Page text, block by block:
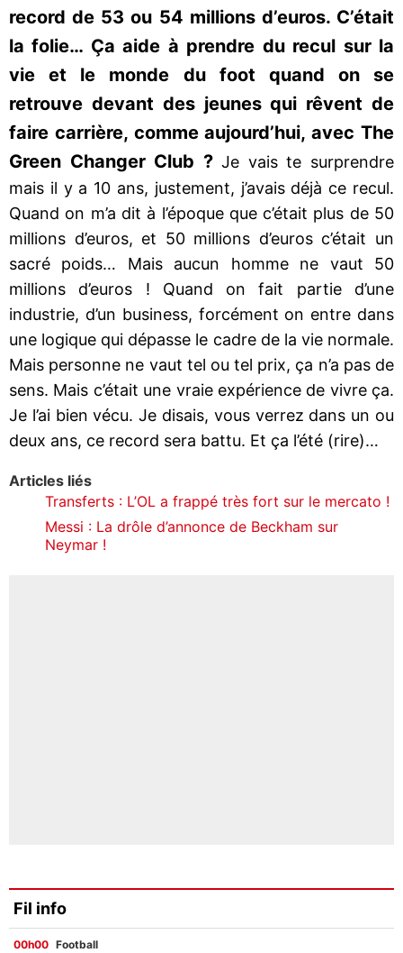
record de 53 ou 54 millions d’euros. C’était
la folie… Ça aide à prendre du recul sur la
vie et le monde du foot quand on se
retrouve devant des jeunes qui rêvent de
faire carrière, comme aujourd’hui, avec The
Green Changer Club ?Je vais te surprendre
mais il y a 10 ans, justement, j’avais déjà ce recul.
Quand on m’a dit à l’époque que c’était plus de 50
millions d’euros, et 50 millions d’euros c’était un
sacré poids… Mais aucun homme ne vaut 50
millions d’euros ! Quand on fait partie d’une
industrie, d’un business, forcément on entre dans
une logique qui dépasse le cadre de la vie normale.
Mais personne ne vaut tel ou tel prix, ça n’a pas de
sens. Mais c’était une vraie expérience de vivre ça.
Je l’ai bien vécu. Je disais, vous verrez dans un ou
deux ans, ce record sera battu. Et ça l’été (rire)…
Articles liés
Transferts : L’OL a frappé très fort sur le mercato !
Messi : La drôle d’annonce de Beckham sur
Neymar !
Fil info
00h00 Football